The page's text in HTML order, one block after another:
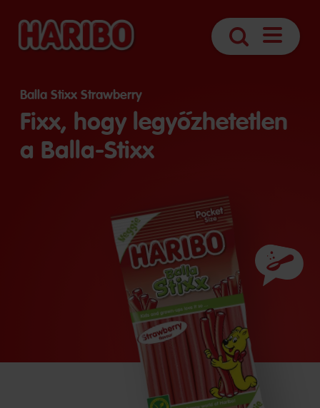
Keresés Navigáció
Balla Stixx Strawberry
Fixx, hogy legyőzhetetlen
a Balla-Stixx